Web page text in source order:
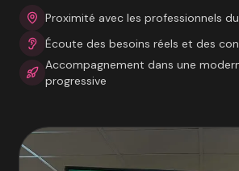
Proximité avec les professionnels
Écoute des besoins réels et des
Accompagnement dans une
progressive